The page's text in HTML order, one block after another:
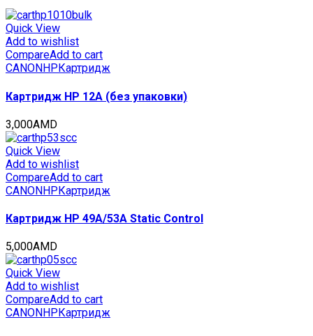
(CET),
702г,
24000
стр.,
CET6770N
Quick View
Add to wishlist
CompareAdd to cart
CANON HP Картридж
Картридж HP 12A (без упаковки)
3,000AMD
Quick View
Add to wishlist
CompareAdd to cart
CANONHPКартридж
Картридж HP 49A/53A Static Control
5,000AMD
Quick View
Add to wishlist
CompareAdd to cart
CANON HP Картридж